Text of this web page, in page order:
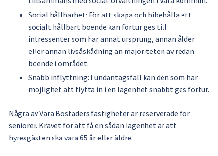
Social hållbarhet: För att skapa och bibehålla ett
socialt hållbart boende kan förtur ges till
intressenter som har annat ursprung, annan ålder
eller annan livsåskådning än majoriteten av redan
boende i området.
Snabb inflyttning: I undantagsfall kan den som har
möjlighet att flytta in i en lägenhet snabbt ges förtur.
Några av Vara Bostäders fastigheter är reserverade för
seniorer. Kravet för att få en sådan lägenhet är att
hyresgästen ska vara 65 år eller äldre.